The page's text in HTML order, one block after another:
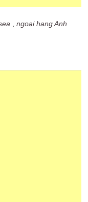
,ngoại hạng Anh